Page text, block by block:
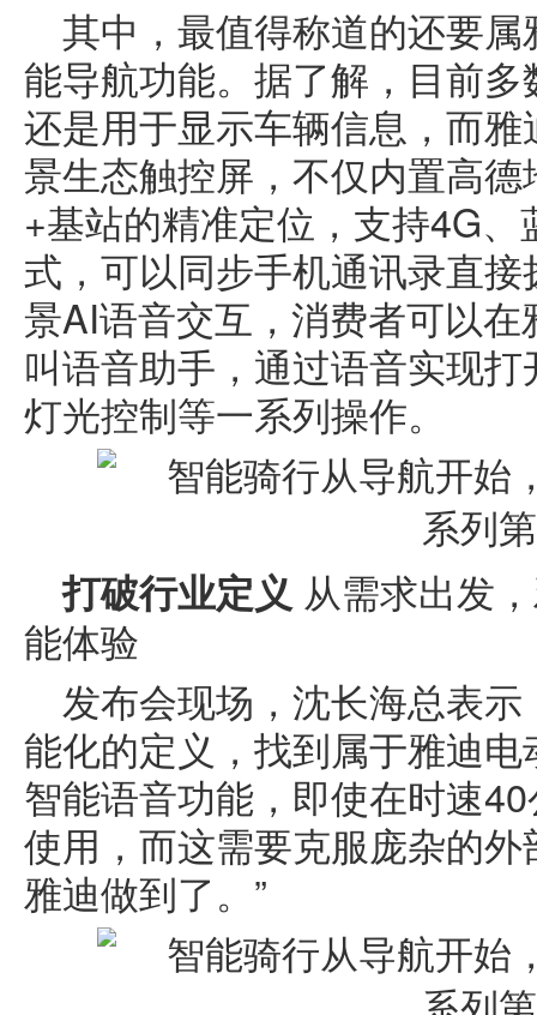
其中，最值得称道的还要
能导航功能。据了解，目前
还是用于显示车辆信息，而
景生态触控屏，不仅内置高
+基站的精准定位，支持4G
式，可以同步手机通讯录直
景AI语音交互，消费者可以
叫语音助手，通过语音实现
灯光控制等一系列操作。
打破行业定义 从需求出发
能体验
发布会现场，沈长海总表
能化的定义，找到属于雅迪
智能语音功能，即使在时速
使用，而这需要克服庞杂的
雅迪做到了。”